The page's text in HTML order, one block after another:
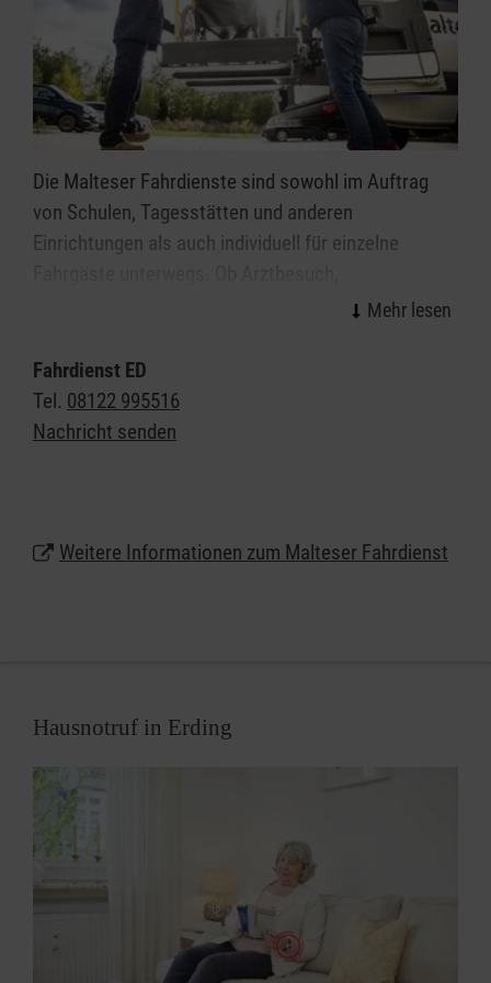
Die Malteser Fahrdienste sind sowohl im Auftrag
von Schulen, Tagesstätten und anderen
Einrichtungen als auch individuell für einzelne
Behördengang, Ausflug oder ein Besuch bei
Bei uns steht die freundliche und zuverlässige
Beförderung und die umfassende Betreuung der
Fahrgäste im Vordergrund - vor, während und nach
unterstützen die Malteser Sie gerne auch bei der
Fahrdienst ED
Tel. 08122 995516
Nachricht senden
Weitere Informationen zum Malteser Fahrdienst
Hausnotruf in Erding